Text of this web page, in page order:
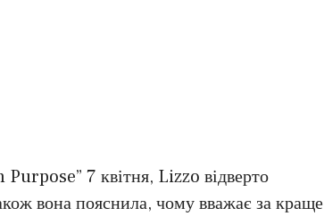
Purpose” 7 квітня, Lizzo відверто
вона пояснила, чому вважає за краще